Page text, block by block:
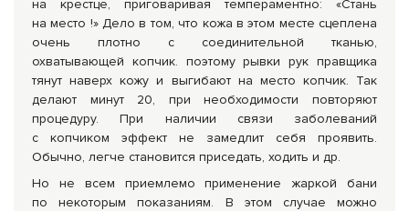
на крестце, приговаривая темпераментно: «Стань
на место !» Дело в том, что кожа в этом месте сцеплена
очень плотно с соединительной тканью,
охватывающей копчик. поэтому рывки рук правщика
тянут наверх кожу и выгибают на место копчик. Так
делают минут 20, при необходимости повторяют
процедуру. При наличии связи заболеваний
с копчиком эффект не замедлит себя проявить.
Обычно, легче становится приседать, ходить и др.
Но не всем приемлемо применение жаркой бани
по некоторым показаниям. В этом случае можно